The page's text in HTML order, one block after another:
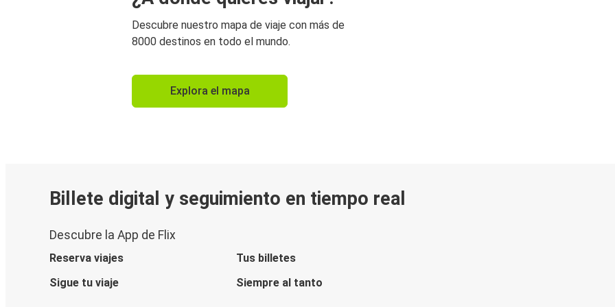
Descubre nuestro mapa de viaje con más de
8000 destinos en todo el mundo.
Explora el mapa
Billete digital y seguimiento en tiempo real
Descubre la App de Flix
Reserva viajes
Tus billetes
Sigue tu viaje
Siempre al tanto